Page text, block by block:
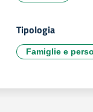
Tipologia
Famiglie e